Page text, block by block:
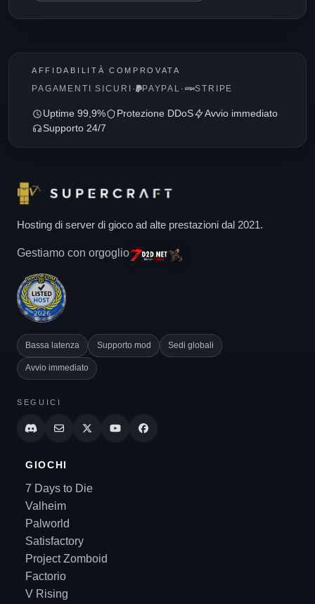
AFFIDABILITÀ COMPROVATA
PAGAMENTI SICURI · PAYPAL · STRIPE
Uptime 99,9% Protezione DDoS
Avvio immediato
Supporto 24/7
Hosting di server di gioco ad alte prestazioni dal 2021.
Gestiamo con orgoglio
Bassa latenza Supporto mod Sedi globali
Avvio immediato
SEGUICI
GIOCHI
7 Days to Die
Valheim
Palworld
Satisfactory
Project Zomboid
Factorio
V Rising